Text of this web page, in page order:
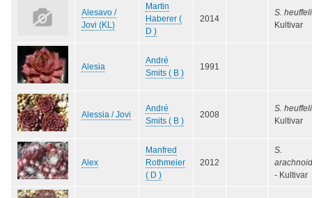
Alesavo /
Jovi (KL)
Martin
Haberer (
D )
2014
S.
Kultivar
Alesia
André
Smits ( B )
1991
Alessia / Jovi
André
Smits ( B )
2008
S.
Kultivar
Alex
Manfred
Rothmeier
( D )
2012
S.
- Kultivar